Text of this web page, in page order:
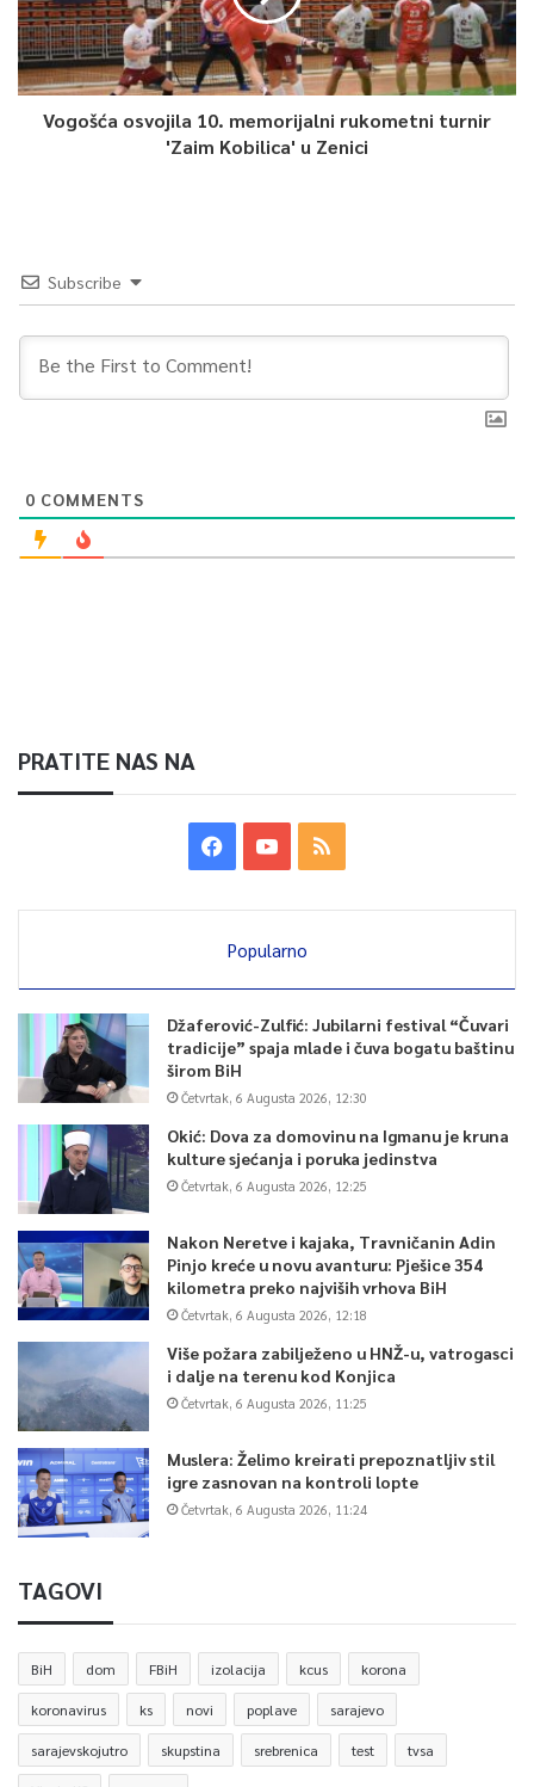
Vogošća osvojila 10. memorijalni rukometni turnir
'Zaim Kobilica' u Zenici
Subscribe
0 COMMENTS
PRATITE NAS NA
Popularno
Džaferović-Zulfić: Jubilarni festival “Čuvari
tradicije” spaja mlade i čuva bogatu baštinu
širom BiH
Četvrtak, 6 Augusta 2026, 12:30
Okić: Dova za domovinu na Igmanu je kruna
kulture sjećanja i poruka jedinstva
Četvrtak, 6 Augusta 2026, 12:25
Nakon Neretve i kajaka, Travničanin Adin
Pinjo kreće u novu avanturu: Pješice 354
kilometra preko najviših vrhova BiH
Četvrtak, 6 Augusta 2026, 12:18
Više požara zabilježeno u HNŽ-u, vatrogasci
i dalje na terenu kod Konjica
Četvrtak, 6 Augusta 2026, 11:25
Muslera: Želimo kreirati prepoznatljiv stil
igre zasnovan na kontroli lopte
Četvrtak, 6 Augusta 2026, 11:24
TAGOVI
BiH dom FBiH izolacija kcus korona
koronavirus ks novi poplave sarajevo
sarajevskojutro skupstina srebrenica test tvsa